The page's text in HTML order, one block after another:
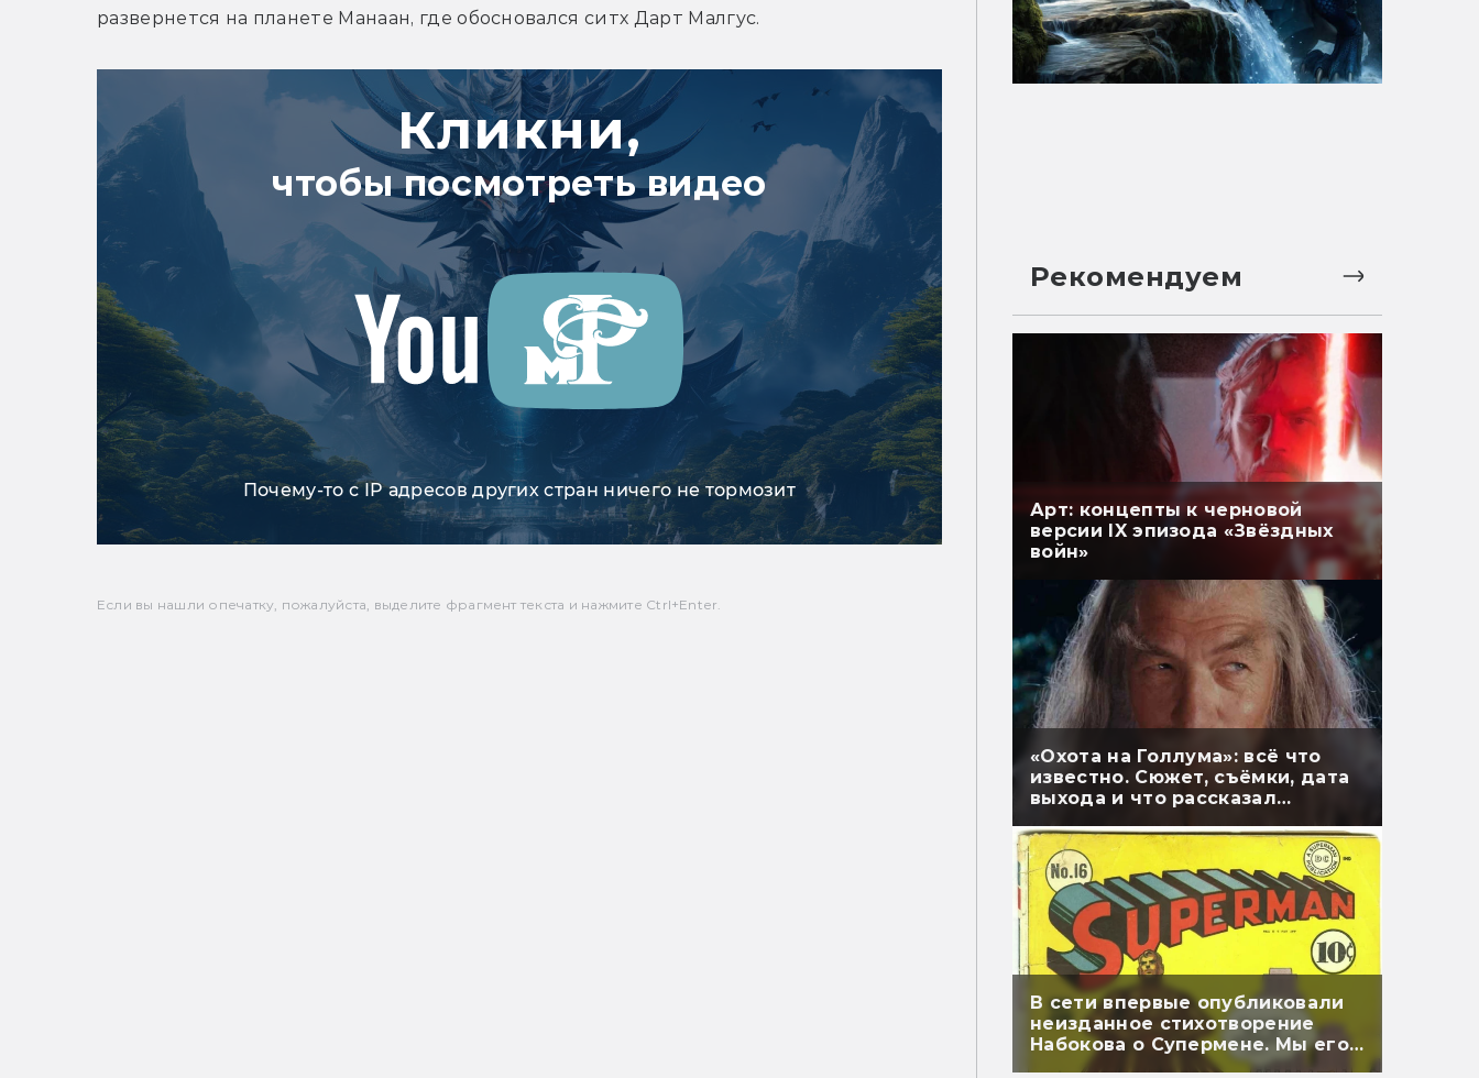
развернется на планете Манаан, где обосновался ситх Дарт Малгус.
Кликни,
чтобы посмотреть видео
Почему-то с IP адресов других стран ничего не тормозит
Если вы нашли опечатку, пожалуйста, выделите фрагмент текста и нажмите Ctrl+Enter.
Рекомендуем
Арт: концепты к черновой
версии IX эпизода «Звёздных
войн»
«Охота на Голлума»: всё что
известно. Сюжет, съёмки, дата
выхода и что рассказал
В сети впервые опубликовали
неизданное стихотворение
Набокова о Супермене. Мы его
перевели